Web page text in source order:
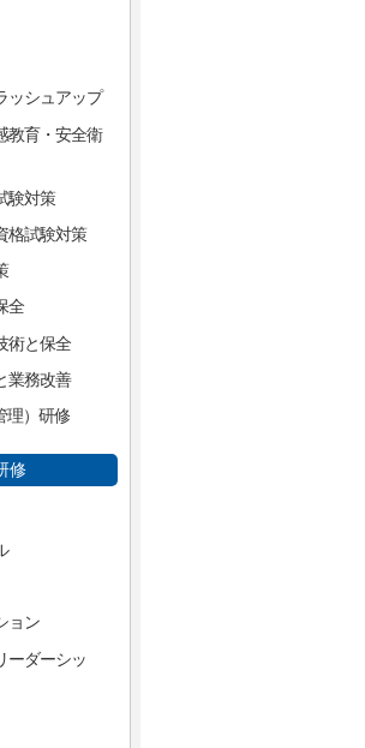
ッシュアップ
教育・安全衛
験対策
格試験対策
全
術と保全
業務改善
理）研修
修
ョン
ーダーシッ